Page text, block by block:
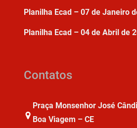
Planilha Ecad – 07 de Janeiro
Planilha Ecad – 04 de Abril de
Contatos
Praça Monsenhor José
Boa Viagem – CE